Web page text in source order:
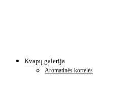
Kvapų galerija
Aromatinės kortelės